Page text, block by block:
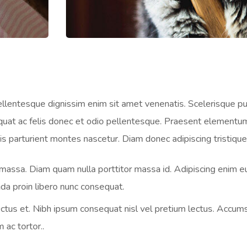
dignissim enim sit amet venenatis. Scelerisque
ac felis donec et odio pellentesque. Praesent
montes nascetur. Diam donec adipiscing
Diam quam nulla porttitor massa id. Adipiscing enim
proin libero nunc consequat.
et. Nibh ipsum consequat nisl vel pretium lectus.
ac tortor..